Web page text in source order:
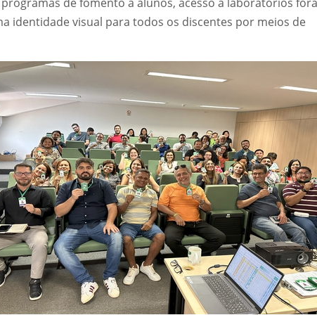
identidade visual para todos os discentes por meios de